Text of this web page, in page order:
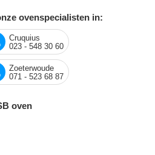
ovenspecialisten in:
Cruquius
023 - 548 30 60
Zoeterwoude
071 - 523 68 87
oven